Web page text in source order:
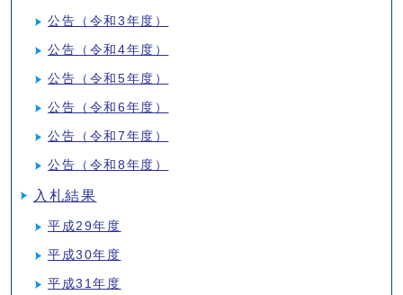
公告（令和3年度）
公告（令和4年度）
公告（令和5年度）
公告（令和6年度）
公告（令和7年度）
公告（令和8年度）
入札結果
平成29年度
平成30年度
平成31年度